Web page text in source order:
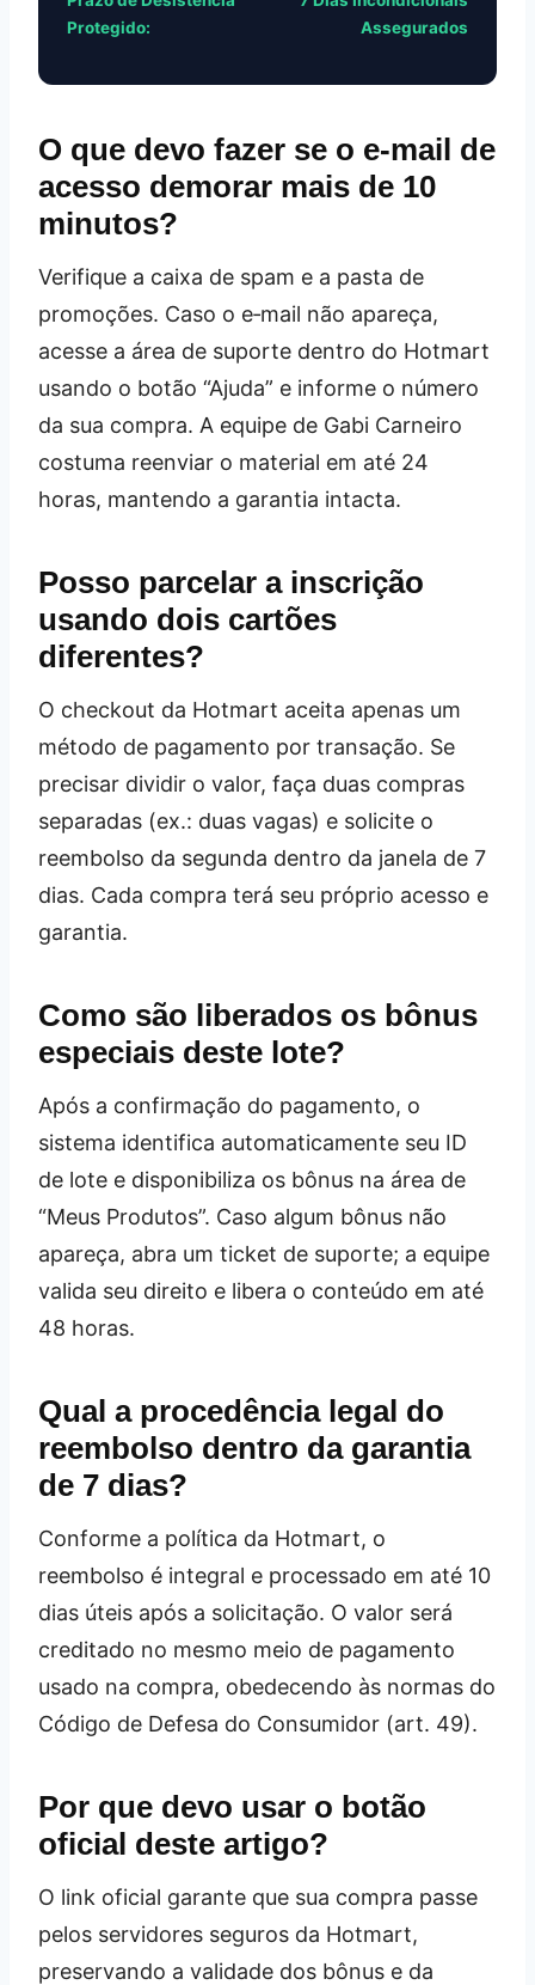
Protegido:
Assegurados
O que devo fazer se o e‑mail de
acesso demorar mais de 10
minutos?
Verifique a caixa de spam e a pasta de
promoções. Caso o e‑mail não apareça,
acesse a área de suporte dentro do Hotmart
usando o botão “Ajuda” e informe o número
da sua compra. A equipe de Gabi Carneiro
costuma reenviar o material em até 24
horas, mantendo a garantia intacta.
Posso parcelar a inscrição
usando dois cartões
diferentes?
O checkout da Hotmart aceita apenas um
método de pagamento por transação. Se
precisar dividir o valor, faça duas compras
separadas (ex.: duas vagas) e solicite o
reembolso da segunda dentro da janela de 7
dias. Cada compra terá seu próprio acesso e
garantia.
Como são liberados os bônus
especiais deste lote?
Após a confirmação do pagamento, o
sistema identifica automaticamente seu ID
de lote e disponibiliza os bônus na área de
“Meus Produtos”. Caso algum bônus não
apareça, abra um ticket de suporte; a equipe
valida seu direito e libera o conteúdo em até
48 horas.
Qual a procedência legal do
reembolso dentro da garantia
de 7 dias?
Conforme a política da Hotmart, o
reembolso é integral e processado em até 10
dias úteis após a solicitação. O valor será
creditado no mesmo meio de pagamento
usado na compra, obedecendo às normas do
Código de Defesa do Consumidor (art. 49).
Por que devo usar o botão
oficial deste artigo?
O link oficial garante que sua compra passe
pelos servidores seguros da Hotmart,
preservando a validade dos bônus e da